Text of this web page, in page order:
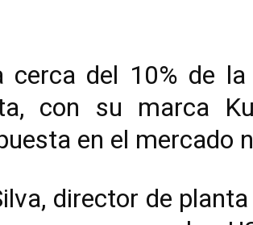
cerca del 10% de
con su marca
en el mercado
director de